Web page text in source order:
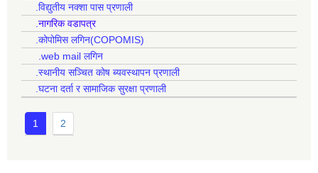
.विद्युतीय नक्शा पास प्रणाली
.नागरिक वडापत्र
.कोपोमिस लगिन(COPOMIS)
.web mail लगिन
.स्थानीय सञ्चित कोष ब्यवस्थापन प्रणाली
.घटना दर्ता र सामाजिक सुरक्षा प्रणाली
1 2